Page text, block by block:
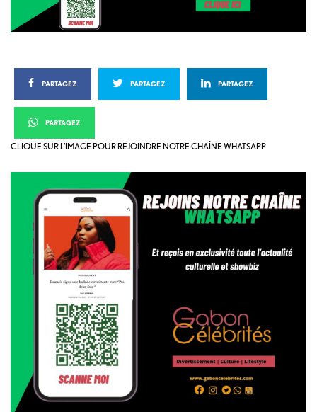
PARTAGEZ PARTAGEZ PARTAGEZ
PARTAGEZ
CLIQUE SUR L’IMAGE POUR REJOINDRE NOTRE CHAÎNE WHATSAPP